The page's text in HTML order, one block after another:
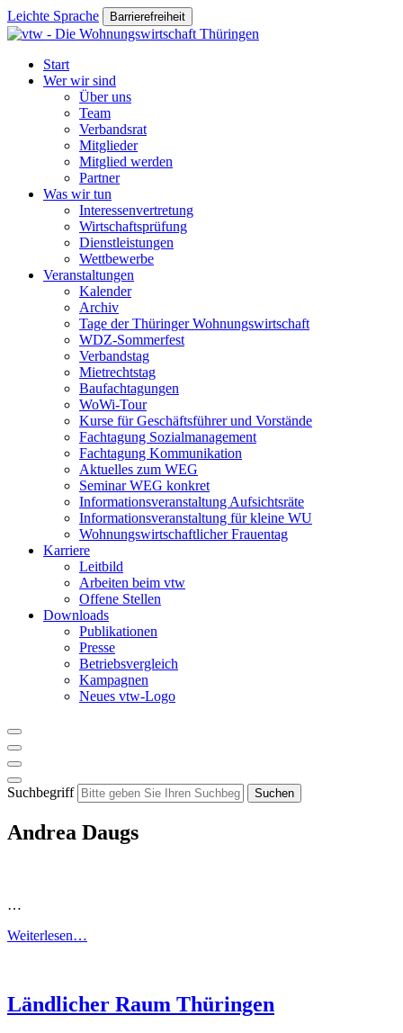
Leichte Sprache Barrierefreiheit
Start
Wer wir sind
Über uns
Team
Verbandsrat
Mitglieder
Mitglied werden
Partner
Was wir tun
Interessenvertretung
Wirtschaftsprüfung
Dienstleistungen
Wettbewerbe
Veranstaltungen
Kalender
Archiv
Tage der Thüringer Wohnungswirtschaft
WDZ-Sommerfest
Verbandstag
Mietrechtstag
Baufachtagungen
WoWi-Tour
Kurse für Geschäftsführer und Vorstände
Fachtagung Sozialmanagement
Fachtagung Kommunikation
Aktuelles zum WEG
Seminar WEG konkret
Informationsveranstaltung Aufsichtsräte
Informationsveranstaltung für kleine WU
Wohnungswirtschaftlicher Frauentag
Karriere
Leitbild
Arbeiten beim vtw
Offene Stellen
Downloads
Publikationen
Presse
Betriebsvergleich
Kampagnen
Neues vtw-Logo
Suchbegriff Suchen
Andrea Daugs
…
Weiterlesen…
Ländlicher Raum Thüringen